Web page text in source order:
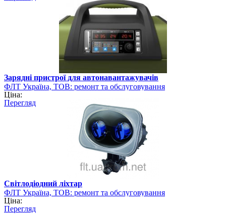
Зарядні пристрої для автонавантажувачів
ФЛТ Україна, ТОВ: ремонт та обслуговування
навантажувально-розвантажувальної техніки
Ціна:
Перегляд
Світлодіодний ліхтар
ФЛТ Україна, ТОВ: ремонт та обслуговування
навантажувально-розвантажувальної техніки
Ціна:
Перегляд